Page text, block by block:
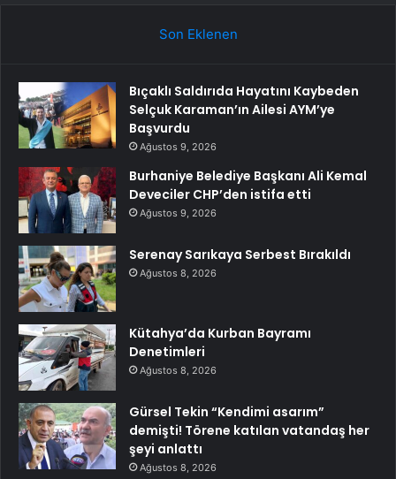
Son Eklenen
Bıçaklı Saldırıda Hayatını Kaybeden
Selçuk Karaman’ın Ailesi AYM’ye
Başvurdu
Ağustos 9, 2026
Burhaniye Belediye Başkanı Ali Kemal
Deveciler CHP’den istifa etti
Ağustos 9, 2026
Serenay Sarıkaya Serbest Bırakıldı
Ağustos 8, 2026
Kütahya’da Kurban Bayramı
Denetimleri
Ağustos 8, 2026
Gürsel Tekin “Kendimi asarım”
demişti! Törene katılan vatandaş her
şeyi anlattı
Ağustos 8, 2026